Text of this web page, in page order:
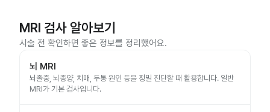
MRI 검사 알아보기
시술 전 확인하면 좋은 정보를 정리했어요.
뇌 MRI
뇌졸중, 뇌종양, 치매, 두통 원인 등을 정밀 진단할 때 활용합니다. 일반
MRI가 기본 검사입니다.